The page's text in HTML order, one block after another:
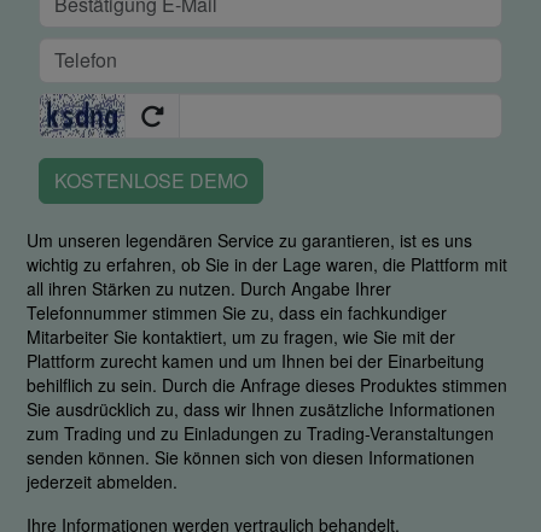
KOSTENLOSE DEMO
Um unseren legendären Service zu garantieren, ist es uns
wichtig zu erfahren, ob Sie in der Lage waren, die Plattform mit
all ihren Stärken zu nutzen. Durch Angabe Ihrer
Telefonnummer stimmen Sie zu, dass ein fachkundiger
Mitarbeiter Sie kontaktiert, um zu fragen, wie Sie mit der
Plattform zurecht kamen und um Ihnen bei der Einarbeitung
behilflich zu sein. Durch die Anfrage dieses Produktes stimmen
Sie ausdrücklich zu, dass wir Ihnen zusätzliche Informationen
zum Trading und zu Einladungen zu Trading-Veranstaltungen
senden können. Sie können sich von diesen Informationen
jederzeit abmelden.
Ihre Informationen werden vertraulich behandelt.